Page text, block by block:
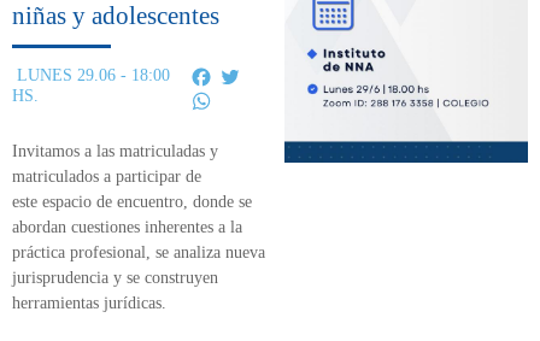
niñas y adolescentes
LUNES 29.06 - 18:00
HS.
Facebook
Invitamos a las matriculadas y
matriculados a participar de
este espacio de encuentro, donde se
abordan cuestiones inherentes a la
práctica profesional, se analiza nueva
jurisprudencia y se construyen
herramientas jurídicas.